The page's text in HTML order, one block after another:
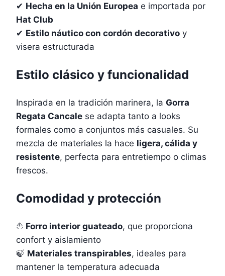
✔ Hecha en la Unión Europea e importada por
Hat Club
✔ Estilo náutico con cordón decorativo y
visera estructurada
Estilo clásico y funcionalidad
Inspirada en la tradición marinera, la Gorra
Regata Cancale se adapta tanto a looks
formales como a conjuntos más casuales. Su
mezcla de materiales la hace ligera, cálida y
resistente, perfecta para entretiempo o climas
frescos.
Comodidad y protección
⛵ Forro interior guateado, que proporciona
confort y aislamiento
🍃 Materiales transpirables, ideales para
mantener la temperatura adecuada